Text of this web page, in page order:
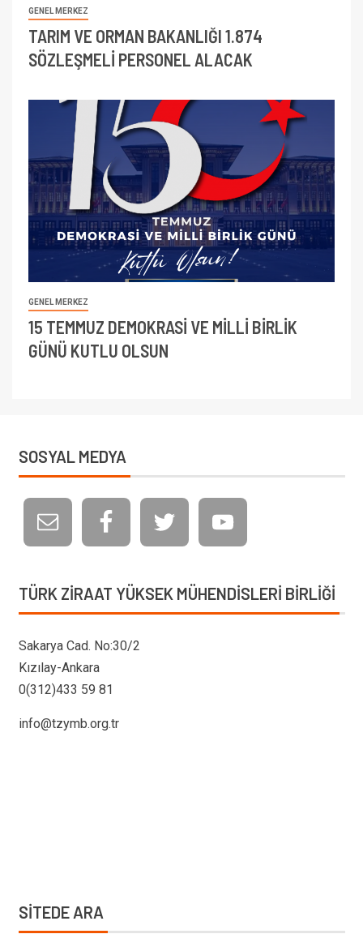
GENEL MERKEZ
TARIM VE ORMAN BAKANLIĞI 1.874
SÖZLEŞMELİ PERSONEL ALACAK
GENEL MERKEZ
15 TEMMUZ DEMOKRASİ VE MİLLİ BİRLİK
GÜNÜ KUTLU OLSUN
SOSYAL MEDYA
TÜRK ZIRAAT YÜKSEK MÜHENDISLERI BIRLIĞI
Sakarya Cad. No:30/2
Kızılay-Ankara
0(312)433 59 81
info@tzymb.org.tr
SİTEDE ARA